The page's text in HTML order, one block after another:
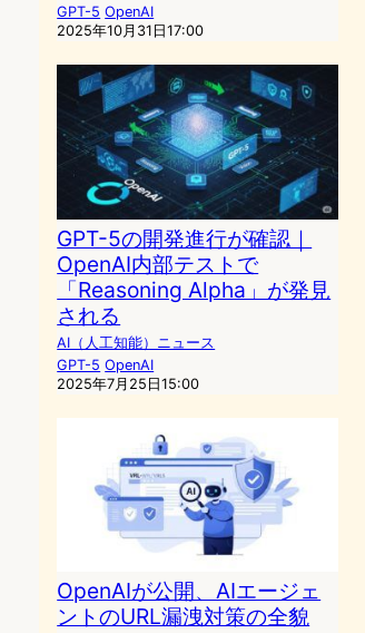
GPT-5 OpenAI
2025年10月31日17:00
GPT-5の開発進行が確認｜
OpenAI内部テストで
「Reasoning Alpha」が発見
される
AI（人工知能）ニュース
GPT-5 OpenAI
2025年7月25日15:00
OpenAIが公開、AIエージェ
ントのURL漏洩対策の全貌